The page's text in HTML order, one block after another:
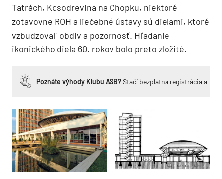
Tatrách, Kosodrevina na Chopku, niektoré
zotavovne ROH a liečebné ústavy sú dielami, ktoré
vzbudzovali obdiv a pozornosť. Hľadanie
ikonického diela 60. rokov bolo preto zložité.
Poznáte výhody Klubu ASB?Stačí bezplatná registrácia a